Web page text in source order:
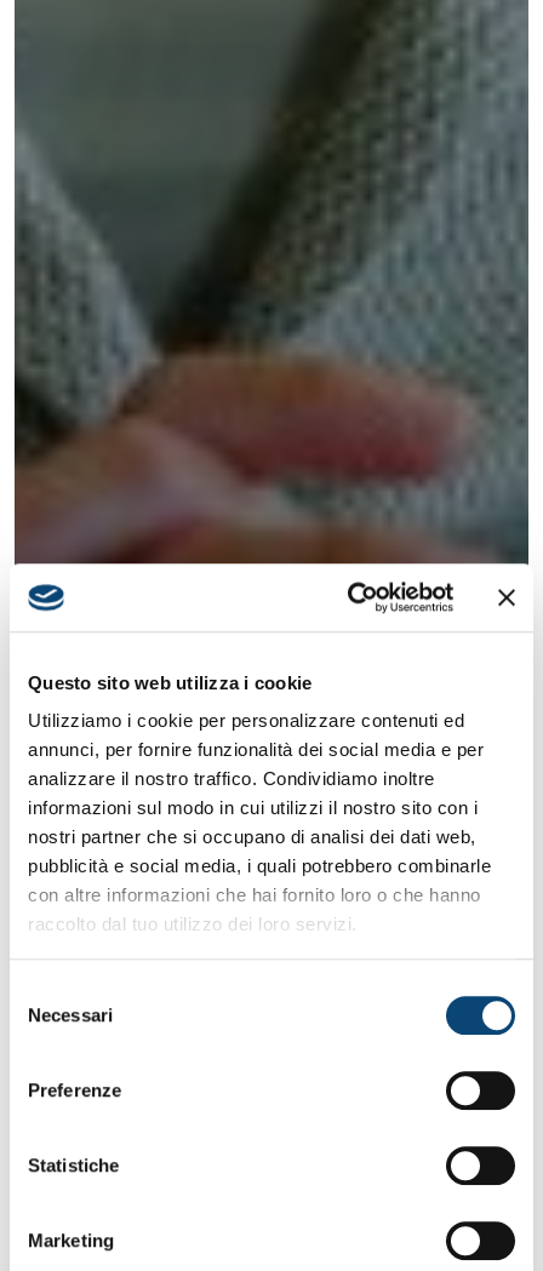
Questo sito web utilizza i cookie
Utilizziamo i cookie per personalizzare contenuti ed
annunci, per fornire funzionalità dei social media e per
analizzare il nostro traffico. Condividiamo inoltre
informazioni sul modo in cui utilizzi il nostro sito con i
nostri partner che si occupano di analisi dei dati web,
pubblicità e social media, i quali potrebbero combinarle
con altre informazioni che hai fornito loro o che hanno
raccolto dal tuo utilizzo dei loro servizi.
delNecessari
Preferenze
Statistiche
Marketing